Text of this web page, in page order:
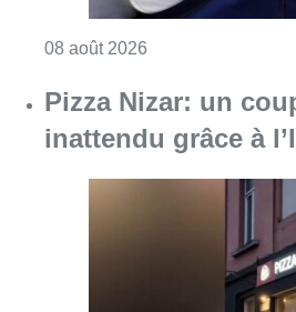
08 août 2026
Pizza Nizar: un
inattendu grâce à